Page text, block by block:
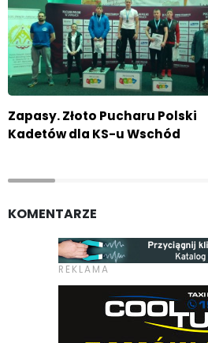
Zapasy. Złoto Pucharu Polski
Kadetów dla KS-u Wschód
KOMENTARZE